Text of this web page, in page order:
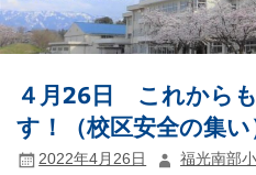
４月26日 これから
す！（校区安全の集い
2022年4月26日 福光南部